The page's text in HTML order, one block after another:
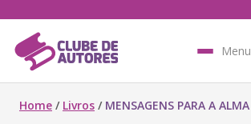
Menu
Home / Livros / MENSAGENS PARA A ALMA